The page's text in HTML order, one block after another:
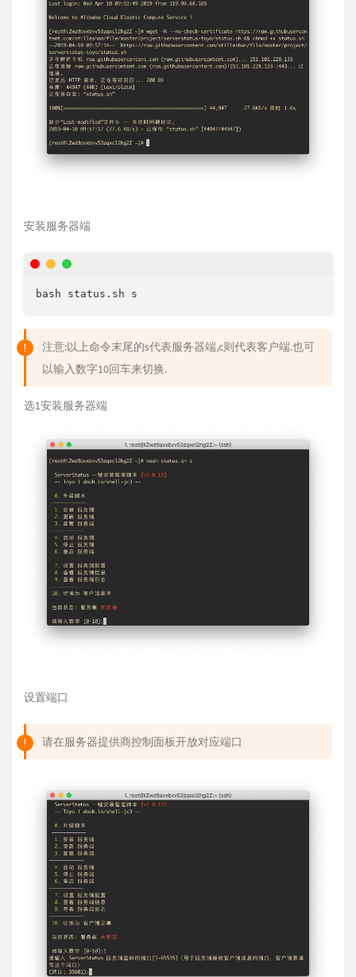
安装服务器端
注意:以上命令末尾的s代表服务器端,c则代表客户端.也可
以输入数字10回车来切换.
选1安装服务器端
设置端口
请在服务器提供商控制面板开放对应端口